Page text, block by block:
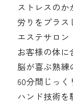
ストレスのか
労りをプラス
エステサロン
お客様の体に
脳が喜ぶ熟練
60分間じっ
ハンド技術を